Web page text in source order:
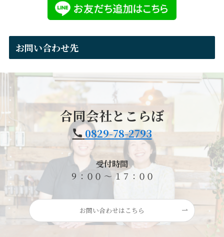
お問い合わせ先
合同会社とこらぼ
0829-78-2793
受付時間
９：００ ～ １７：００
お問い合わせはこちら